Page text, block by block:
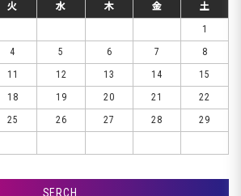
火 水 木 金
土
1
4 5 6 7
8
11 12 13 14
15
18 19 20 21
22
25 26 27 28
29
SERCH